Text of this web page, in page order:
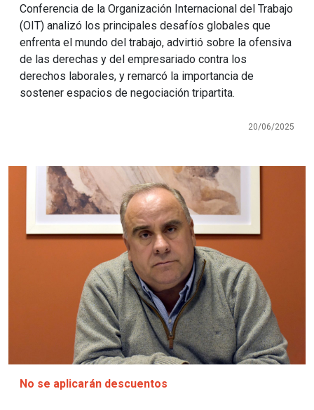
Conferencia de la Organización Internacional del Trabajo
(OIT) analizó los principales desafíos globales que
enfrenta el mundo del trabajo, advirtió sobre la ofensiva
de las derechas y del empresariado contra los
derechos laborales, y remarcó la importancia de
sostener espacios de negociación tripartita.
20/06/2025
Imagen
No se aplicarán descuentos